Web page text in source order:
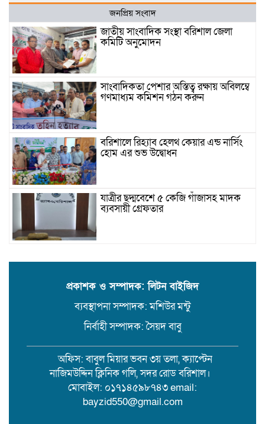
জনপ্রিয় সংবাদ
জাতীয় সাংবাদিক সংস্থা বরিশাল জেলা
কমিটি অনুমোদন
সাংবাদিকতা পেশার অস্তিত্ব রক্ষায় অবিলম্বে
গণমাধ্যম কমিশন গঠন করুন
বরিশালে রিহ্যাব হেলথ কেয়ার এন্ড নার্সিং
হোম এর শুভ উদ্বোধন
যাত্রীর ছদ্মবেশে ৫ কেজি গাঁজাসহ মাদক
ব্যবসায়ী গ্রেফতার
সেবীর ১৪ বছরে কিশোরী কন্যাকে বিয়ে,
বরিশাল সংস্কৃতিকেন্দ্রের ৩৬ জুলাই
সেমিনার
পরিবর্তনের প্রতিশ্রুতি থেকে রাজনৈতিক
অস্থিরতা: কোথায় যাচ্ছে বাংলাদেশ?
প্রকাশক ও সম্পাদক: লিটন বাইজিদ
ব্যবস্থাপনা সম্পাদক: মশিউর মন্টু
নির্বাহী সম্পাদক: সৈয়দ বাবু
অফিস: বাবুল মিয়ার ভবন ৩য় তলা, ক্যাপ্টেন
নাজিমউদ্দিন ক্লিনিক গলি, সদর রোড বরিশাল।
মোবাইল: ০১৭১৪৫৯৮৭৪৩ email:
bayzid550@gmail.com